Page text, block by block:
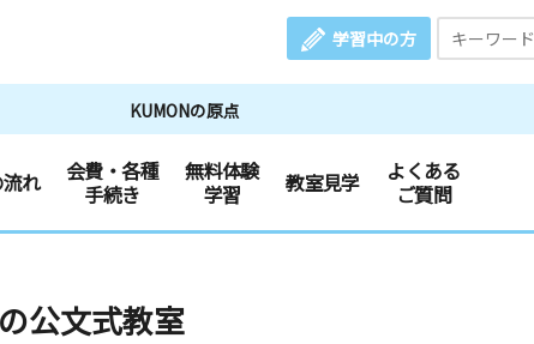
学習中の方
KUMONの原点
れ
会費・各種
手続き
無料体験
学習
教室見学
よくある
ご質問
公文式教室